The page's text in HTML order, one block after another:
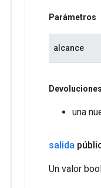
Parámetros
alcance
Devoluciones
una
salida
Un valor